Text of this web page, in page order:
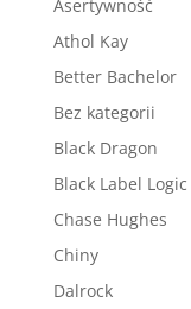
Asertywność
Athol Kay
Better Bachelor
Bez kategorii
Black Dragon
Black Label Logic
Chase Hughes
Chiny
Dalrock